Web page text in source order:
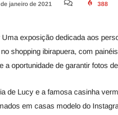
janeiro de 2021 388
exposição dedicada aos
shopping ibirapuera, com
a oportunidade de garantir fotos
de Lucy e a famosa casinha
em casas modelo do